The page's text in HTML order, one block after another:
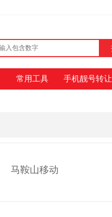
常用工具 手机靓号转让
马鞍山移动